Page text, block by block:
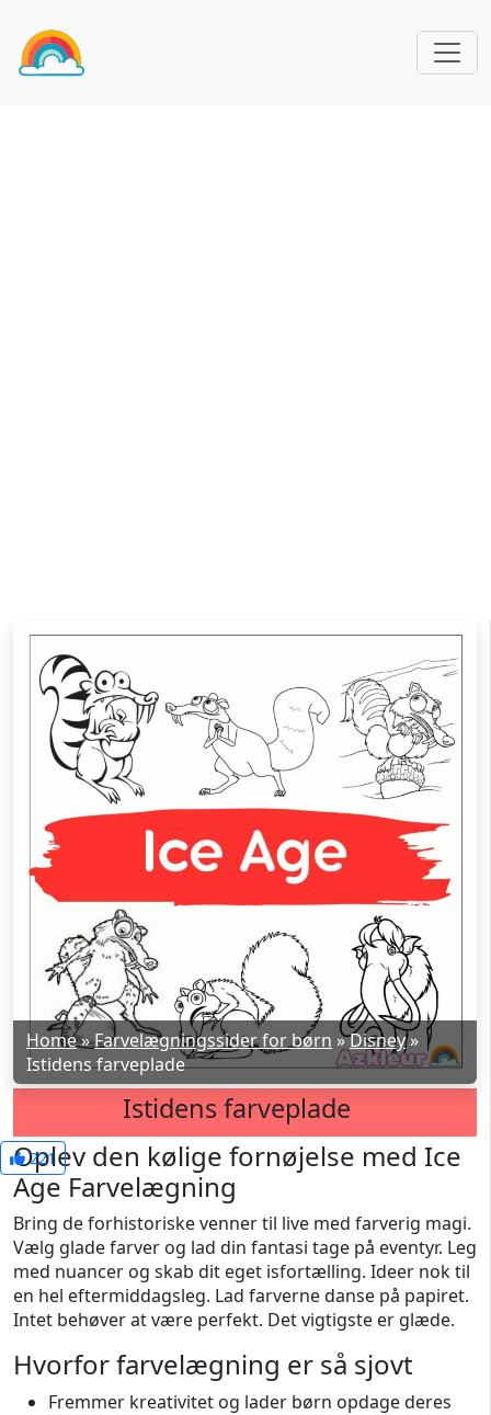
Home»Farvelægningssider for børn »Disney»
Istidens farveplade
Istidens farveplade
221
Oplev den kølige fornøjelse med Ice
Age Farvelægning
Bring de forhistoriske venner til live med farverig magi.
Vælg glade farver og lad din fantasi tage på eventyr. Leg
med nuancer og skab dit eget isfortælling. Ideer nok til
en hel eftermiddagsleg. Lad farverne danse på papiret.
Intet behøver at være perfekt. Det vigtigste er glæde.
Hvorfor farvelægning er så sjovt
Fremmer kreativitet og lader børn opdage deres